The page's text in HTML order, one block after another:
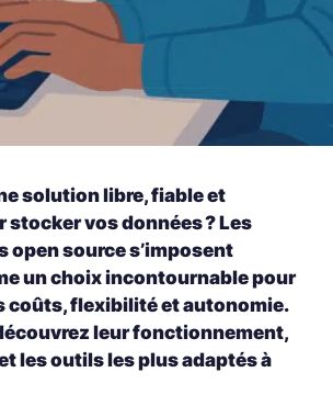
solution libre, fiable et
vos données ? Les
open source s’imposent
un choix incontournable pour
coûts, flexibilité et autonomie.
leur fonctionnement,
les outils les plus adaptés à